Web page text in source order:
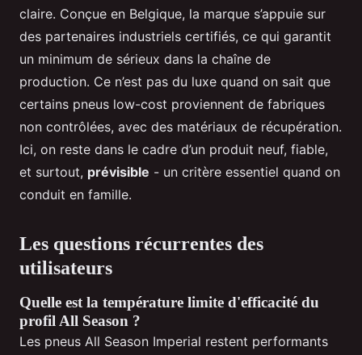
claire. Conçue en Belgique, la marque s’appuie sur
des partenaires industriels certifiés, ce qui garantit
un minimum de sérieux dans la chaîne de
production. Ce n’est pas du luxe quand on sait que
certains pneus low-cost proviennent de fabriques
non contrôlées, avec des matériaux de récupération.
Ici, on reste dans le cadre d’un produit neuf, fiable,
et surtout, prévisible - un critère essentiel quand on
conduit en famille.
Les questions récurrentes des
utilisateurs
Quelle est la température limite d'efficacité du
profil All Season ?
Les pneus All Season Imperial restent performants